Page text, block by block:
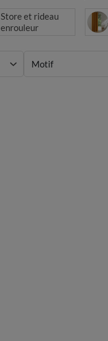
Store et rideau
enrouleur
Motif